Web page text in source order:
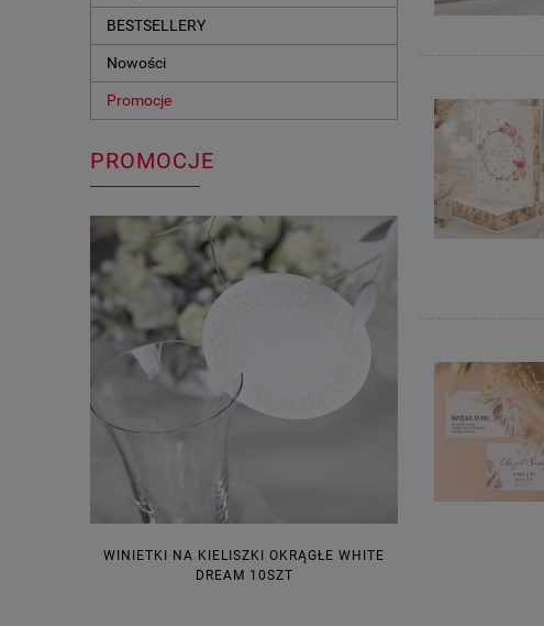
BESTSELLERY
Nowości
Promocje
PROMOCJE
WINIETKI NA KIELISZKI OKRĄGŁE WHITE
DREAM 10SZT